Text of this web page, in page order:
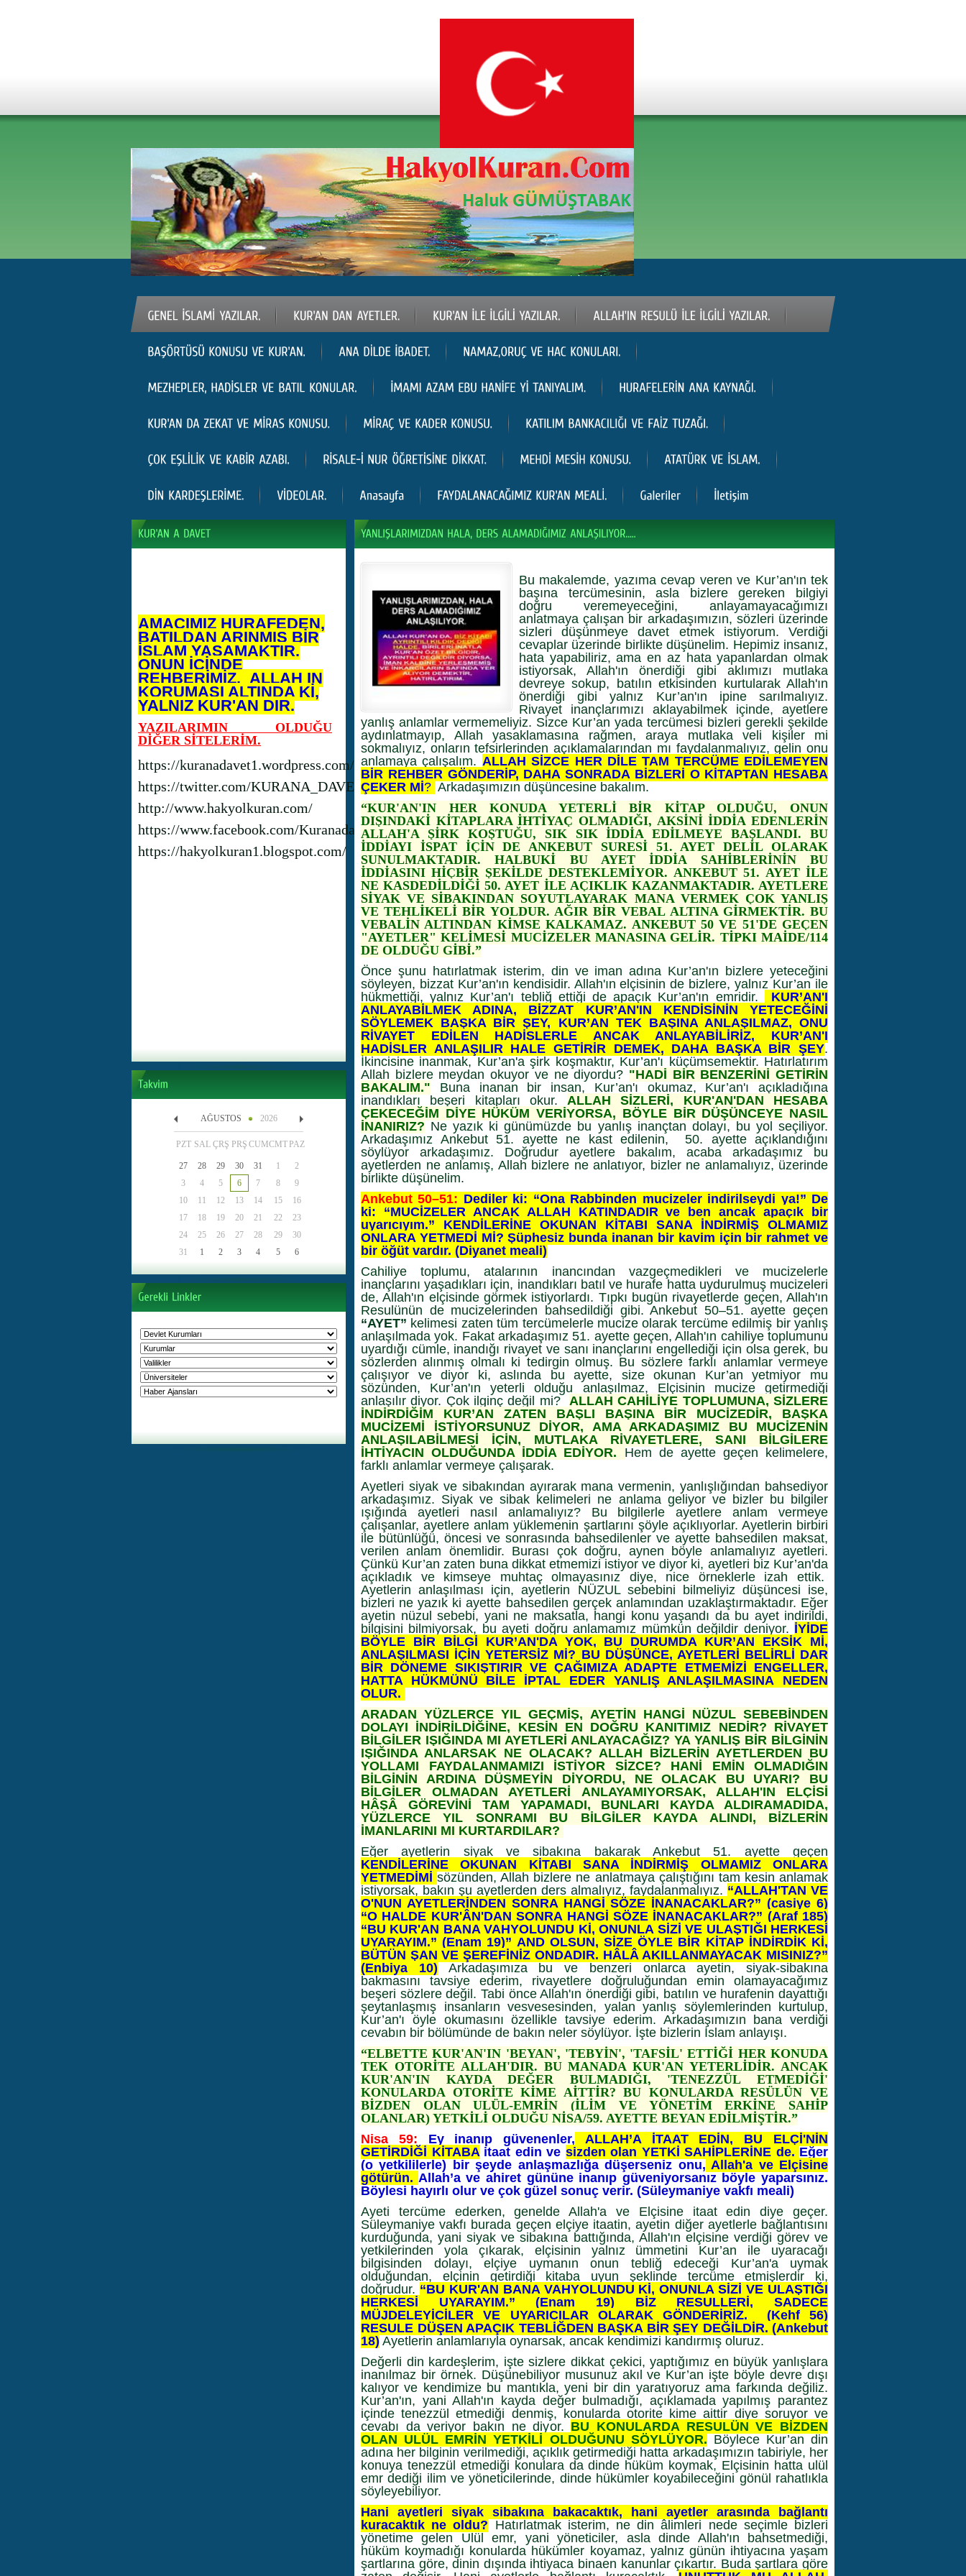
AMACIMIZ HURAFEDEN,
BATILDAN ARINMIŞ BİR
İSLAM YAŞAMAKTIR.
ONUN İÇİNDE
REHBERİMİZ, ALLAH IN
KORUMASI ALTINDA Kİ,
YALNIZ KUR'AN DIR.
YAZILARIMIN OLDUĞU
DİĞER SİTELERİM.
https://kuranadavet1.wordpress.com/
https://twitter.com/KURANA_DAVET
http://www.hakyolkuran.com/
https://www.facebook.com/Kuranadavet1/
https://hakyolkuran1.blogspot.com/
Bu makalemde, yazıma cevap veren ve Kur’an'ın tek
başına tercümesinin, asla bizlere gereken bilgiyi
doğru veremeyeceğini, anlayamayacağımızı
anlatmaya çalışan bir arkadaşımızın, sözleri üzerinde
sizleri düşünmeye davet etmek istiyorum. Verdiği
cevaplar üzerinde birlikte düşünelim. Hepimiz insanız,
hata yapabiliriz, ama en az hata yapanlardan olmak
istiyorsak, Allah'ın önerdiği gibi aklımızı mutlaka
devreye sokup, batılın etkisinden kurtularak Allah'ın
önerdiği gibi yalnız Kur’an'ın ipine sarılmalıyız.
Rivayet inançlarımızı aklayabilmek içinde, ayetlere
yanlış anlamlar vermemeliyiz. Sizce Kur’an yada tercümesi bizleri gerekli şekilde
aydınlatmayıp, Allah yasaklamasına rağmen, araya mutlaka veli kişiler mi
sokmalıyız, onların tefsirlerinden açıklamalarından mı faydalanmalıyız, gelin onu
anlamaya çalışalım. ALLAH SİZCE HER DİLE TAM TERCÜME EDİLEMEYEN
BİR REHBER GÖNDERİP, DAHA SONRADA BİZLERİ O KİTAPTAN HESABA
ÇEKER Mİ? Arkadaşımızın düşüncesine bakalım.
“KUR'AN'IN HER KONUDA YETERLİ BİR KİTAP OLDUĞU, ONUN
DIŞINDAKİ KİTAPLARA İHTİYAÇ OLMADIĞI, AKSİNİ İDDİA EDENLERİN
ALLAH'A ŞİRK KOŞTUĞU, SIK SIK İDDİA EDİLMEYE BAŞLANDI. BU
İDDİAYI İSPAT İÇİN DE ANKEBUT SURESİ 51. AYET DELİL OLARAK
SUNULMAKTADIR. HALBUKİ BU AYET İDDİA SAHİBLERİNİN BU
İDDİASINI HİÇBİR ŞEKİLDE DESTEKLEMİYOR. ANKEBUT 51. AYET İLE
NE KASDEDİLDİĞİ 50. AYET İLE AÇIKLIK KAZANMAKTADIR. AYETLERE
SİYAK VE SİBAKINDAN SOYUTLAYARAK MANA VERMEK ÇOK YANLIŞ
VE TEHLİKELİ BİR YOLDUR. AĞIR BİR VEBAL ALTINA GİRMEKTİR. BU
VEBALİN ALTINDAN KİMSE KALKAMAZ. ANKEBUT 50 VE 51'DE GEÇEN
"AYETLER" KELİMESİ MUCİZELER MANASINA GELİR. TİPKI MAİDE/114
DE OLDUĞU GİBİ.”
Önce şunu hatırlatmak isterim, din ve iman adına Kur’an'ın bizlere yeteceğini
söyleyen, bizzat Kur’an'ın kendisidir. Allah'ın elçisinin de bizlere, yalnız Kur’an ile
hükmettiği, yalnız Kur’an'ı tebliğ ettiği de apaçık Kur’an'ın emridir.
KUR’AN'I
ANLAYABİLMEK ADINA, BİZZAT KUR’AN'IN KENDİSİNİN YETECEĞİNİ
SÖYLEMEK BAŞKA BİR ŞEY, KUR’AN TEK BAŞINA ANLAŞILMAZ, ONU
RİVAYET EDİLEN HADİSLERLE ANCAK ANLAYABİLİRİZ, KUR’AN'I
HADİSLER ANLAŞILIR HALE GETİRİR DEMEK, DAHA BAŞKA BİR ŞEY.
İkincisine inanmak, Kur’an'a şirk koşmaktır, Kur’an'ı küçümsemektir. Hatırlatırım
Allah bizlere meydan okuyor ve ne diyordu? "HADİ BİR BENZERİNİ GETİRİN
BAKALIM." Buna inanan bir insan, Kur’an'ı okumaz, Kur’an'ı açıkladığına
inandıkları beşeri kitapları okur.ALLAH SİZLERİ, KUR'AN'DAN HESABA
ÇEKECEĞİM DİYE HÜKÜM VERİYORSA, BÖYLE BİR DÜŞÜNCEYE NASIL
İNANIRIZ? Ne yazık ki günümüzde bu yanlış inançtan dolayı, bu yol seçiliyor.
Arkadaşımız Ankebut 51. ayette ne kast edilenin, 50. ayette açıklandığını
söylüyor arkadaşımız. Doğrudur ayetlere bakalım, acaba arkadaşımız bu
ayetlerden ne anlamış, Allah bizlere ne anlatıyor, bizler ne anlamalıyız, üzerinde
birlikte düşünelim.
Ankebut 50–51: Dediler ki: “Ona Rabbinden mucizeler indirilseydi ya!” De
ki: “MUCİZELER ANCAK ALLAH KATINDADIR ve ben ancak apaçık bir
uyarıcıyım.” KENDİLERİNE OKUNAN KİTABI SANA İNDİRMİŞ OLMAMIZ
ONLARA YETMEDİ Mİ? Şüphesiz bunda inanan bir kavim için bir rahmet ve
bir öğüt vardır. (Diyanet meali)
Cahiliye toplumu, atalarının inancından vazgeçmedikleri ve mucizelerle
inançlarını yaşadıkları için, inandıkları batıl ve hurafe hatta uydurulmuş mucizeleri
de, Allah'ın elçisinde görmek istiyorlardı. Tıpkı bugün rivayetlerde geçen, Allah'ın
Resulünün de mucizelerinden bahsedildiği gibi. Ankebut 50–51. ayette geçen
“AYET” kelimesi zaten tüm tercümelerle mucize olarak tercüme edilmiş bir yanlış
anlaşılmada yok. Fakat arkadaşımız 51. ayette geçen, Allah'ın cahiliye toplumunu
uyardığı cümle, inandığı rivayet ve sanı inançlarını engellediği için olsa gerek, bu
sözlerden alınmış olmalı ki tedirgin olmuş. Bu sözlere farklı anlamlar vermeye
çalışıyor ve diyor ki, aslında bu ayette, size okunan Kur’an yetmiyor mu
sözünden, Kur’an'ın yeterli olduğu anlaşılmaz, Elçisinin mucize getirmediği
anlaşılır diyor. Çok ilginç değil mi?ALLAH CAHİLİYE TOPLUMUNA, SİZLERE
İNDİRDİĞİM KUR’AN ZATEN BAŞLI BAŞINA BİR MUCİZEDİR, BAŞKA
MUCİZEMİ İSTİYORSUNUZ DİYOR, AMA ARKADAŞIMIZ BU MUCİZENİN
ANLAŞILABİLMESİ İÇİN, MUTLAKA RİVAYETLERE, SANI BİLGİLERE
İHTİYACIN OLDUĞUNDA İDDİA EDİYOR. Hem de ayette geçen kelimelere,
farklı anlamlar vermeye çalışarak.
Ayetleri siyak ve sibakından ayırarak mana vermenin, yanlışlığından bahsediyor
arkadaşımız. Siyak ve sibak kelimeleri ne anlama geliyor ve bizler bu bilgiler
ışığında ayetleri nasıl anlamalıyız? Bu bilgilerle ayetlere anlam vermeye
çalışanlar, ayetlere anlam yüklemenin şartlarını şöyle açıklıyorlar. Ayetlerin birbiri
ile bütünlüğü, öncesi ve sonrasında bahsedilenler ve ayette bahsedilen maksat,
verilen anlam önemlidir. Burası çok doğru, aynen böyle anlamalıyız ayetleri.
Çünkü Kur’an zaten buna dikkat etmemizi istiyor ve diyor ki, ayetleri biz Kur’an'da
açıkladık ve kimseye muhtaç olmayasınız diye, nice örneklerle izah ettik.
Ayetlerin anlaşılması için, ayetlerin NÜZUL sebebini bilmeliyiz düşüncesi ise,
bizleri ne yazık ki ayette bahsedilen gerçek anlamından uzaklaştırmaktadır. Eğer
ayetin nüzul sebebi, yani ne maksatla, hangi konu yaşandı da bu ayet indirildi,
bilgisini bilmiyorsak, bu ayeti doğru anlamamız mümkün değildir deniyor. İYİDE
BÖYLE BİR BİLGİ KUR’AN'DA YOK, BU DURUMDA KUR’AN EKSİK Mİ,
ANLAŞILMASI İÇİN YETERSİZ Mİ? BU DÜŞÜNCE, AYETLERİ BELİRLİ DAR
BİR DÖNEME SIKIŞTIRIR VE ÇAĞIMIZA ADAPTE ETMEMİZİ ENGELLER,
HATTA HÜKMÜNÜ BİLE İPTAL EDER YANLIŞ ANLAŞILMASINA NEDEN
OLUR.
ARADAN YÜZLERCE YIL GEÇMİŞ, AYETİN HANGİ NÜZUL SEBEBİNDEN
DOLAYI İNDİRİLDİĞİNE, KESİN EN DOĞRU KANITIMIZ NEDİR? RİVAYET
BİLGİLER IŞIĞINDA MI AYETLERİ ANLAYACAĞIZ? YA YANLIŞ BİR BİLGİNİN
IŞIĞINDA ANLARSAK NE OLACAK? ALLAH BİZLERİN AYETLERDEN BU
YOLLAMI FAYDALANMAMIZI İSTİYOR SİZCE? HANİ EMİN OLMADIĞIN
BİLGİNİN ARDINA DÜŞMEYİN DİYORDU, NE OLACAK BU UYARI? BU
BİLGİLER OLMADAN AYETLERİ ANLAYAMIYORSAK, ALLAH'IN ELÇİSİ
HÂŞÂ GÖREVİNİ TAM YAPAMADI, BUNLARI KAYDA ALDIRAMADIDA,
YÜZLERCE YIL SONRAMI BU BİLGİLER KAYDA ALINDI, BİZLERİN
İMANLARINI MI KURTARDILAR?
Eğer ayetlerin siyak ve sibakına bakarak Ankebut 51. ayette geçen
KENDİLERİNE OKUNAN KİTABI SANA İNDİRMİŞ OLMAMIZ ONLARA
YETMEDİMİsözünden, Allah bizlere ne anlatmaya çalıştığını tam kesin anlamak
istiyorsak, bakın şu ayetlerden ders almalıyız, faydalanmalıyız. “ALLAH'TAN VE
O'NUN AYETLERİNDEN SONRA HANGİ SÖZE İNANACAKLAR?” (casiye 6)
“O HALDE KUR'ÂN'DAN SONRA HANGİ SÖZE İNANACAKLAR?” (Araf 185)
“BU KUR'AN BANA VAHYOLUNDU Kİ, ONUNLA SİZİ VE ULAŞTIĞI HERKESİ
UYARAYIM.” (Enam 19)” AND OLSUN, SİZE ÖYLE BİR KİTAP İNDİRDİK Kİ,
BÜTÜN ŞAN VE ŞEREFİNİZ ONDADIR. HÂLÂ AKILLANMAYACAK MISINIZ?”
(Enbiya 10) Arkadaşımıza bu ve benzeri onlarca ayetin, siyak-sibakına
bakmasını tavsiye ederim, rivayetlere doğruluğundan emin olamayacağımız
beşeri sözlere değil. Tabi önce Allah'ın önerdiği gibi, batılın ve hurafenin dayattığı
şeytanlaşmış insanların vesvesesinden, yalan yanlış söylemlerinden kurtulup,
Kur’an'ı öyle okumasını özellikle tavsiye ederim. Arkadaşımızın bana verdiği
cevabın bir bölümünde de bakın neler söylüyor. İşte bizlerin İslam anlayışı.
“ELBETTE KUR'AN'IN 'BEYAN', 'TEBYİN', 'TAFSİL' ETTİĞİ HER KONUDA
TEK OTORİTE ALLAH'DIR. BU MANADA KUR'AN YETERLİDİR. ANCAK
KUR'AN'IN KAYDA DEĞER BULMADIĞI, 'TENEZZÜL ETMEDİĞİ'
KONULARDA OTORİTE KİME AİTTİR? BU KONULARDA RESÜLÜN VE
BİZDEN OLAN ULÜL-EMRİN (İLİM VE YÖNETİM ERKİNE SAHİP
OLANLAR) YETKİLİ OLDUĞU NİSA/59. AYETTE BEYAN EDİLMİŞTİR.”
Nisa 59: Ey inanıp güvenenler, ALLAH’A İTAAT EDİN, BU ELÇİ'NİN
GETİRDİĞİ KİTABAitaat edin ve sizden olan YETKİ SAHİPLERİNE de. Eğer
(o yetkililerle) bir şeyde anlaşmazlığa düşerseniz onu, Allah'a ve Elçisine
götürün. Allah’a ve ahiret gününe inanıp güveniyorsanız böyle yaparsınız.
Böylesi hayırlı olur ve çok güzel sonuç verir. (Süleymaniye vakfı meali)
Ayeti tercüme ederken, genelde Allah'a ve Elçisine itaat edin diye geçer.
Süleymaniye vakfı burada geçen elçiye itaatin, ayetin diğer ayetlerle bağlantısını
kurduğunda, yani siyak ve sibakına battığında, Allah'ın elçisine verdiği görev ve
yetkilerinden yola çıkarak, elçisinin yalnız ümmetini Kur’an ile uyaracağı
bilgisinden dolayı, elçiye uymanın onun tebliğ edeceği Kur’an'a uymak
olduğundan, elçinin getirdiği kitaba uyun şeklinde tercüme etmişlerdir ki,
doğrudur. “BU KUR'AN BANA VAHYOLUNDU Kİ, ONUNLA SİZİ VE ULAŞTIĞI
HERKESİ UYARAYIM.” (Enam 19) BİZ RESULLERİ, SADECE
MÜJDELEYİCİLER VE UYARICILAR OLARAK GÖNDERİRİZ. (Kehf 56)
RESULE DÜŞEN APAÇIK TEBLİĞDEN BAŞKA BİR ŞEY DEĞİLDİR. (Ankebut
18) Ayetlerin anlamlarıyla oynarsak, ancak kendimizi kandırmış oluruz.
Değerli din kardeşlerim, işte sizlere dikkat çekici, yaptığımız en büyük yanlışlara
inanılmaz bir örnek. Düşünebiliyor musunuz akıl ve Kur’an işte böyle devre dışı
kalıyor ve kendimize bu mantıkla, yeni bir din yaratıyoruz ama farkında değiliz.
Kur’an'ın, yani Allah'ın kayda değer bulmadığı, açıklamada yapılmış parantez
içinde tenezzül etmediği denmiş, konularda otorite kime aittir diye soruyor ve
cevabı da veriyor bakın ne diyor. BU KONULARDA RESULÜN VE BİZDEN
OLAN ULÜL EMRİN YETKİLİ OLDUĞUNU SÖYLÜYOR. Böylece Kur’an din
adına her bilginin verilmediği, açıklık getirmediği hatta arkadaşımızın tabiriyle, her
konuya tenezzül etmediği konulara da dinde hüküm koymak, Elçisinin hatta ulül
emr dediği ilim ve yöneticilerinde, dinde hükümler koyabileceğini gönül rahatlıkla
söyleyebiliyor.
Hani ayetleri siyak sibakına bakacaktık, hani ayetler arasında bağlantı
kuracaktık ne oldu? Hatırlatmak isterim, ne din âlimleri nede seçimle bizleri
yönetime gelen Ulül emr, yani yöneticiler, asla dinde Allah'ın bahsetmediği,
hüküm koymadığı konularda hükümler koyamaz, yalnız günün ihtiyacına yaşam
şartlarına göre, dinin dışında ihtiyaca binaen kanunlar çıkartır. Buda şartlara göre